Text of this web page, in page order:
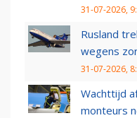
31-07-2026,
Rusland
wegens
31-07-2026,
Wachttijd
monteurs